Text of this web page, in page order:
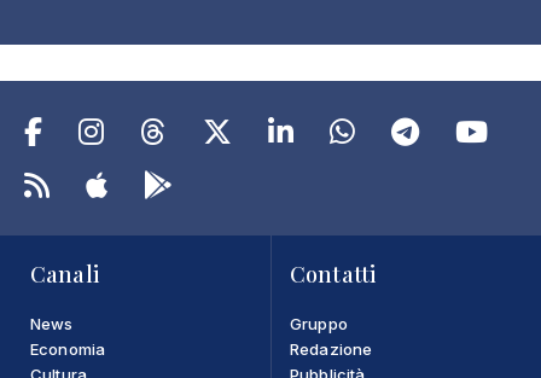
Canali
News
Economia
Cultura
Contatti
Gruppo
Redazione
Pubblicità